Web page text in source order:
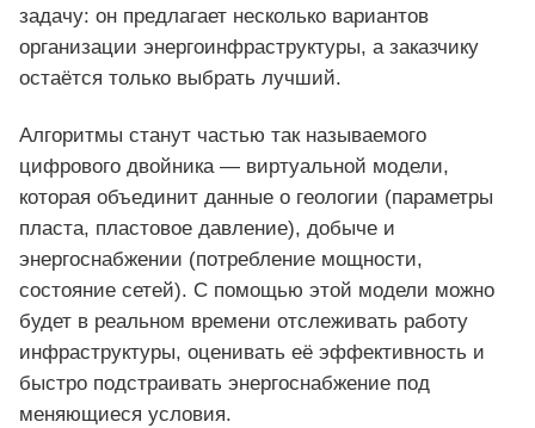
задачу: он предлагает несколько вариантов
организации энергоинфраструктуры, а заказчику
остаётся только выбрать лучший.
Алгоритмы станут частью так называемого
цифрового двойника — виртуальной модели,
которая объединит данные о геологии (параметры
пласта, пластовое давление), добыче и
энергоснабжении (потребление мощности,
состояние сетей). С помощью этой модели можно
будет в реальном времени отслеживать работу
инфраструктуры, оценивать её эффективность и
быстро подстраивать энергоснабжение под
меняющиеся условия.